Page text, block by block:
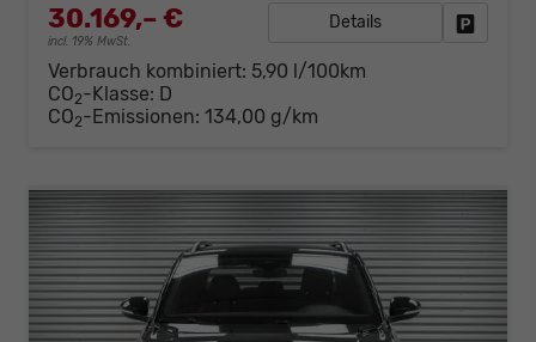
30.169,– €
incl. 19% MwSt.
Details
Verbrauch kombiniert: 5,90 l/100km
CO2-Klasse: D
CO2-Emissionen: 134,00 g/km